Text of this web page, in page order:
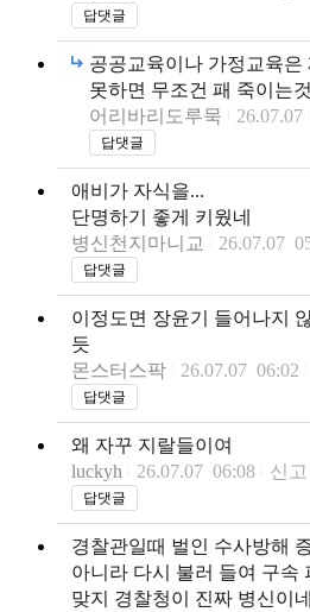
답댓글
공공교육이나 가정교육
못하면 무조건 패 죽이는
어리바리도루묵
답댓글
애비가 자식을...
단명하기 좋게 키웠네
병신천지마니교
26.07.07
답댓글
이정도면 장윤기 들어나지
듯
몬스터스팍
26.07.07 06:02
답댓글
왜 자꾸 지랄들이여
luckyh
26.07.07 06:08 신고
답댓글
경찰관일때 벌인 수사방해
아니라 다시 불러 들여 구속
맞지 경찰청이 진짜 병신이